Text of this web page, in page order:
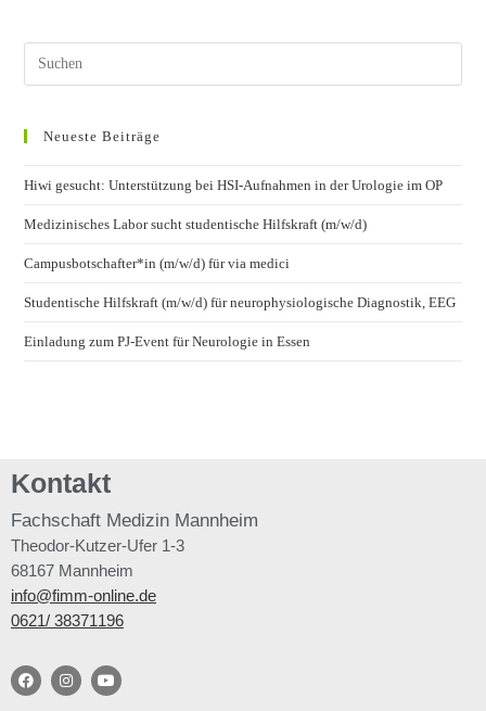
Neueste Beiträge
Hiwi gesucht: Unterstützung bei HSI-Aufnahmen in der Urologie im OP
Medizinisches Labor sucht studentische Hilfskraft (m/w/d)
Campusbotschafter*in (m/w/d) für via medici
Studentische Hilfskraft (m/w/d) für neurophysiologische Diagnostik, EEG
Einladung zum PJ-Event für Neurologie in Essen
Kontakt
Fachschaft Medizin Mannheim
Theodor-Kutzer-Ufer 1-3
68167 Mannheim
info@fimm-online.de
0621/ 38371196